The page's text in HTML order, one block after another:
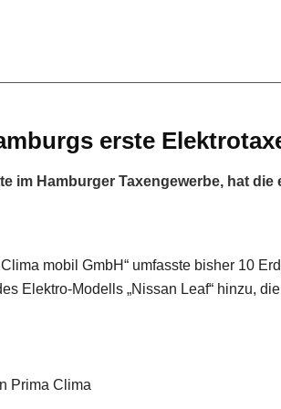
erste
im Hamburger Taxengewerbe, hat
mobil GmbH“ umfasste bisher 10
Elektro-Modells „Nissan Leaf“ hinzu,